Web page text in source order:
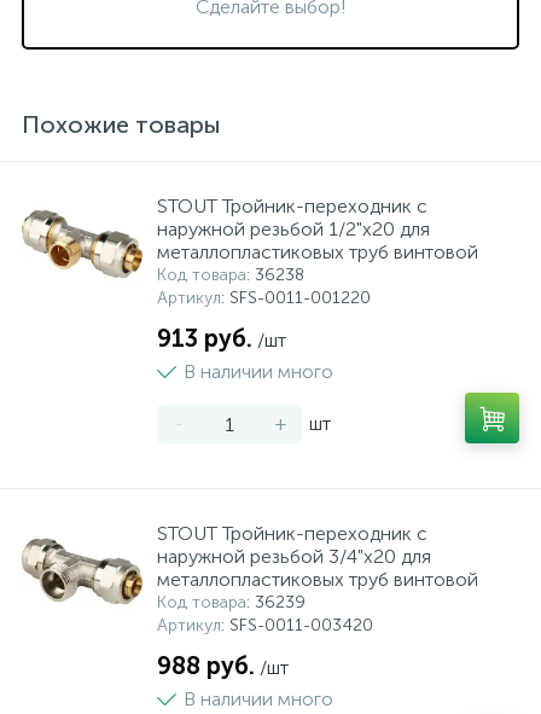
Сделайте выбор!
Похожие товары
STOUT Тройник-переходник с
наружной резьбой 1/2"х20 для
металлопластиковых труб винтовой
Код товара: 36238
Артикул: SFS-0011-001220
913 руб. /шт
В наличии много
- + шт
STOUT Тройник-переходник с
наружной резьбой 3/4"х20 для
металлопластиковых труб винтовой
Код товара: 36239
Артикул: SFS-0011-003420
988 руб. /шт
В наличии много